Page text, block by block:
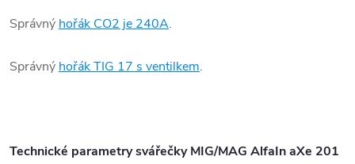
Správný hořák CO2 je 240A.
Správný hořák TIG 17 s ventilkem.
Technické parametry svářečky MIG/MAG AlfaIn aXe 201